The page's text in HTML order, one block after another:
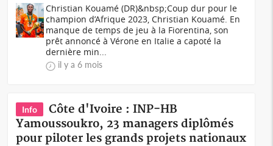
Christian Kouamé (DR)&nbsp;Coup dur pour le
champion d’Afrique 2023, Christian Kouamé. En
manque de temps de jeu à la Fiorentina, son
prêt annoncé à Vérone en Italie a capoté la
dernière min...
il y a 6 mois
Info
Côte d'Ivoire : INP-HB
Yamoussoukro, 23 managers diplômés
pour piloter les grands projets nationaux